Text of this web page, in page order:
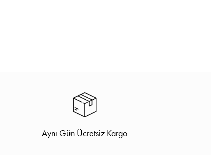
Aynı Gün Ücretsiz Kargo